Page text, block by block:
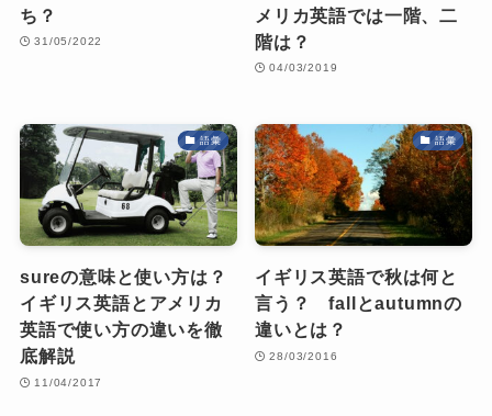
ち？
31/05/2022
メリカ英語では一階、二
階は？
04/03/2019
語彙
sureの意味と使い方は？
イギリス英語とアメリカ
英語で使い方の違いを徹
底解説
11/04/2017
語彙
イギリス英語で秋は何と
言う？ fallとautumnの
違いとは？
28/03/2016